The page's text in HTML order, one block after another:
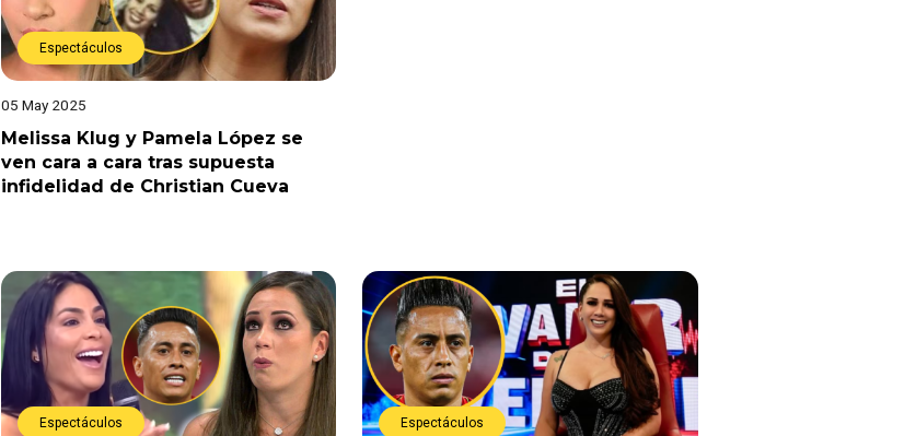
Espectáculos
05 May 2025
Melissa Klug y Pamela López se
ven cara a cara tras supuesta
infidelidad de Christian Cueva
Espectáculos Espectáculos